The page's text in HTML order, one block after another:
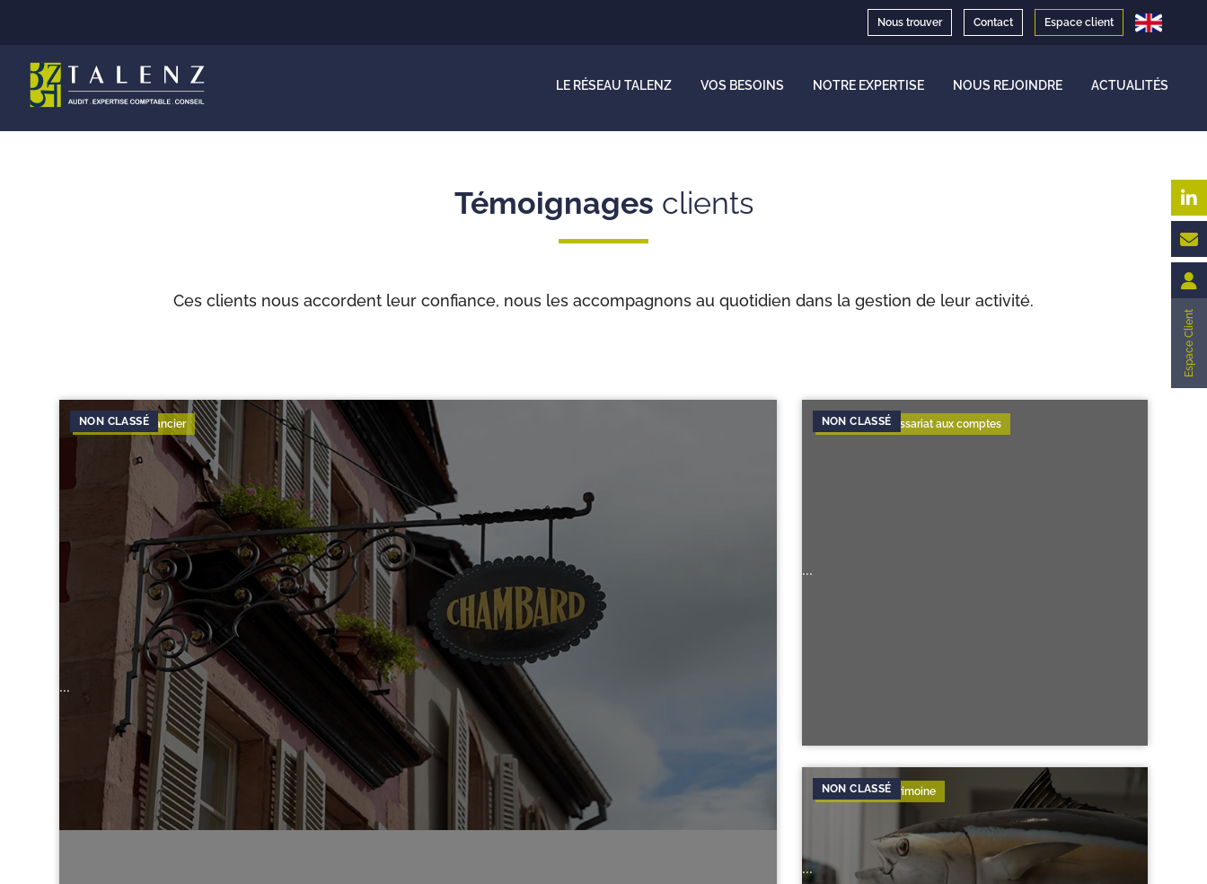
Nous trouver Contact Espace client
LE RÉSEAU TALENZ VOS BESOINS NOTRE EXPERTISE NOUS REJOINDRE ACTUALITÉS
Témoignages clients
Ces clients nous accordent leur confiance, nous les accompagnons au quotidien dans la gestion de leur activité.
Consulting Financier
...
Audit & Commissariat aux comptes
...
Gestion de Patrimoine
...
Espace Client